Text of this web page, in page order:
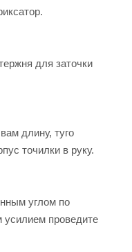
для заточки
длину, туго
точилки в руку.
углом по
проведите